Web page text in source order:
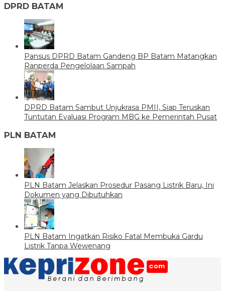
DPRD BATAM
Pansus DPRD Batam Gandeng BP Batam Matangkan
Ranperda Pengelolaan Sampah
DPRD Batam Sambut Unjukrasa PMII, Siap Teruskan
Tuntutan Evaluasi Program MBG ke Pemerintah Pusat
PLN BATAM
PLN Batam Jelaskan Prosedur Pasang Listrik Baru, Ini
Dokumen yang Dibutuhkan
PLN Batam Ingatkan Risiko Fatal Membuka Gardu
Listrik Tanpa Wewenang